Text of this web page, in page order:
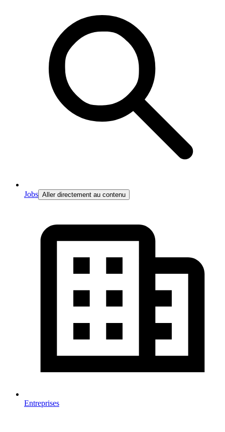
Jobs Aller directement au contenu
Entreprises